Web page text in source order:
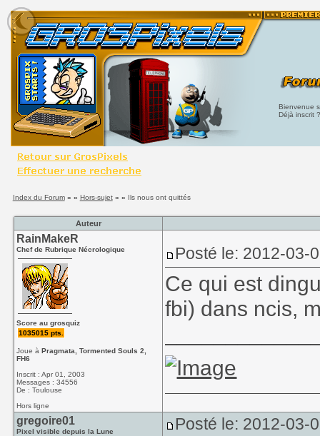
Bienvenue
Déjà inscrit
Index du Forum» » Hors-sujet» » Ils nous ont quittés
Auteur
RainMakeR
Chef de Rubrique Nécrologique
Score au grosquiz
1035015 pts.
Joue àPragmata, Tormented Souls 2,
FH6
Inscrit : Apr 01, 2003
Messages : 34556
De : Toulouse
Hors ligne
Posté le: 2012-03-
Ce qui est
fbi) dans ncis,
gregoire01
Pixel visible depuis la Lune
Posté le: 2012-03-